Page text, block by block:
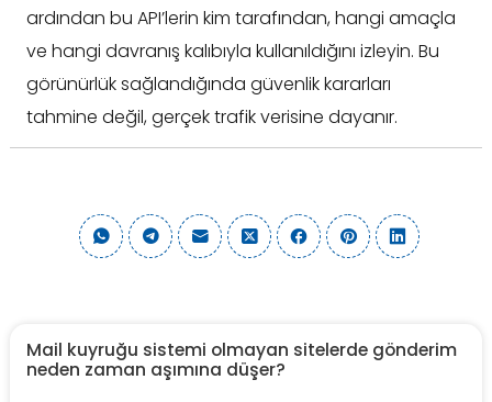
ardından bu API’lerin kim tarafından, hangi amaçla
ve hangi davranış kalıbıyla kullanıldığını izleyin. Bu
görünürlük sağlandığında güvenlik kararları
tahmine değil, gerçek trafik verisine dayanır.
Mail kuyruğu sistemi olmayan sitelerde gönderim
neden zaman aşımına düşer?